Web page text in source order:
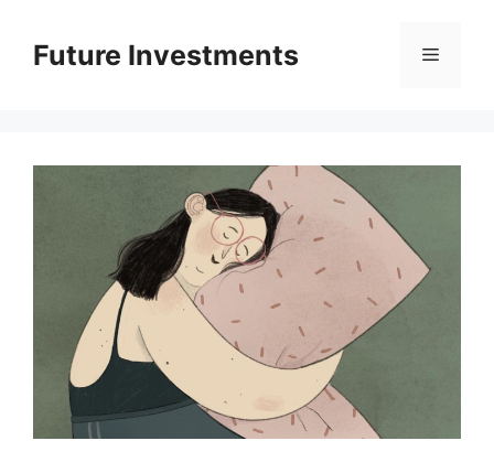
вмістуFuture Investments Меню